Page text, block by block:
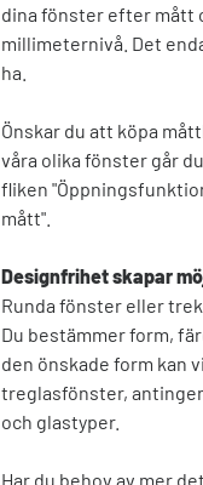
dina fönster efter mått
millimeternivå. Det
ha.
Önskar du att köpa
våra olika fönster går
fliken
mått".
Designfrihet skapar
Runda fönster eller
Du bestämmer form,
den önskade form kan
treglasfönster,
och glastyper.
Har du behov av mer